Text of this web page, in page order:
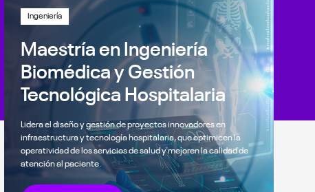
Ingeniería
Maestría en Ingeniería
Biomédica y Gestión
Tecnológica Hospitalaria
Lidera el diseño y gestión de proyectos innovadores en
infraestructura y tecnología hospitalaria, que optimicen la
operatividad de los servicios de salud y mejoren la calidad de
atención al paciente.